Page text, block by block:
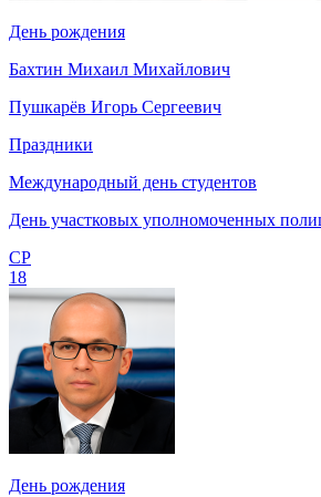
День рождения
Бахтин Михаил Михайлович
Пушкарёв Игорь Сергеевич
Праздники
Международный день студентов
День участковых уполномоченных
СР
18
День рождения